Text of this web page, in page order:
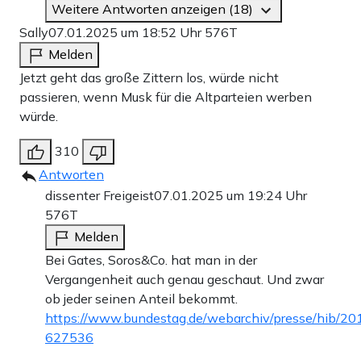
Weitere Antworten anzeigen (18)
Sally07.01.2025 um 18:52 Uhr 576T
Melden
Jetzt geht das große Zittern los, würde nicht
passieren, wenn Musk für die Altparteien werben
würde.
310
Antworten
dissenter Freigeist07.01.2025 um 19:24 Uhr
576T
Melden
Bei Gates, Soros&Co. hat man in der
Vergangenheit auch genau geschaut. Und zwar
ob jeder seinen Anteil bekommt.
https://www.bundestag.de/webarchiv/presse/hib/
627536